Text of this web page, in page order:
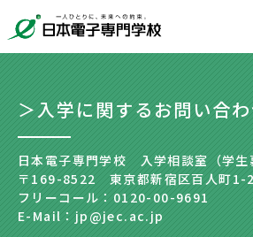
＞入学に関するお問い合
日本電子専門学校 入学相談室（学生
〒169-8522 東京都新宿区百人町1-
フリーコール：0120-00-9691
E-Mail：jp@jec.ac.jp